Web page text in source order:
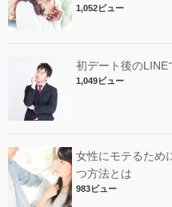
1,052ビュー
初デート後の
1,049ビュー
女性にモテるため
つ方法とは
983ビュー